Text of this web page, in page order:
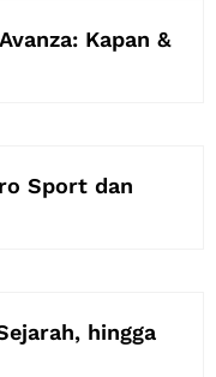
Kapan &
Sport dan
hingga